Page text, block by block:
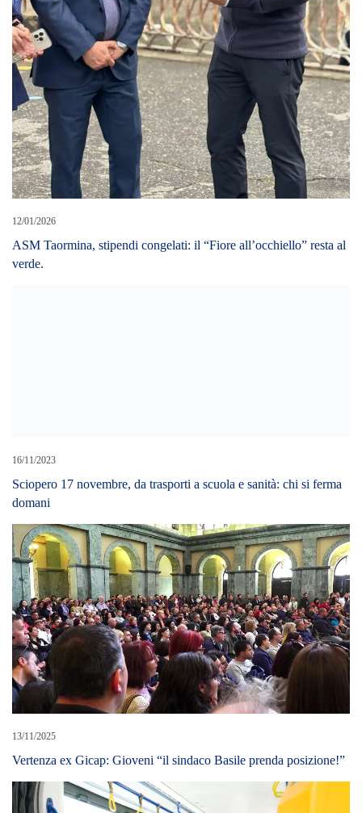
12/01/2026
ASM Taormina, stipendi congelati: il “Fiore all’occhiello” resta al
verde.
13/11/2025
Vertenza ex Gicap: Gioveni “il sindaco Basile prenda posizione!”